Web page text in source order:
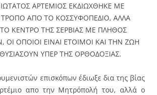
ΑΡΤΕΜΙΟΣ ΕΚΔΙΩΧΘΗΚΕ ΜΕ
ΑΠΟ ΤΟ ΚΟΣΣΥΦΟΠΕΔΙΟ, ΑΛΛΑ
ΚΕΝΤΡΟ ΤΗΣ ΣΕΡΒΙΑΣ ΜΕ ΠΛΗΘΟΣ
ΟΠΟΙΟΙ ΕΙΝΑΙ ΕΤΟΙΜΟΙ ΚΑΙ ΤΗΝ ΖΩΗ
ΥΠΕΡ ΤΗΣ ΟΡΘΟΔΟΞΙΑΣ.
επισκόπων έδιωξε δια της βίας
απο την Μητρόπολή του, αλλά ο